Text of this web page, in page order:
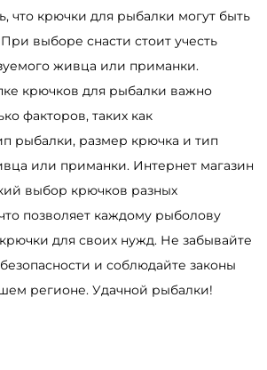
что крючки для рыбалки могут быть
выборе снасти стоит учесть
живца или приманки.
крючков для рыбалки важно
факторов, таких как
рыбалки, размер крючка и тип
или приманки. Интернет магазин
выбор крючков разных
позволяет каждому рыболову
для своих нужд. Не забывайте
и соблюдайте законы
регионе. Удачной рыбалки!